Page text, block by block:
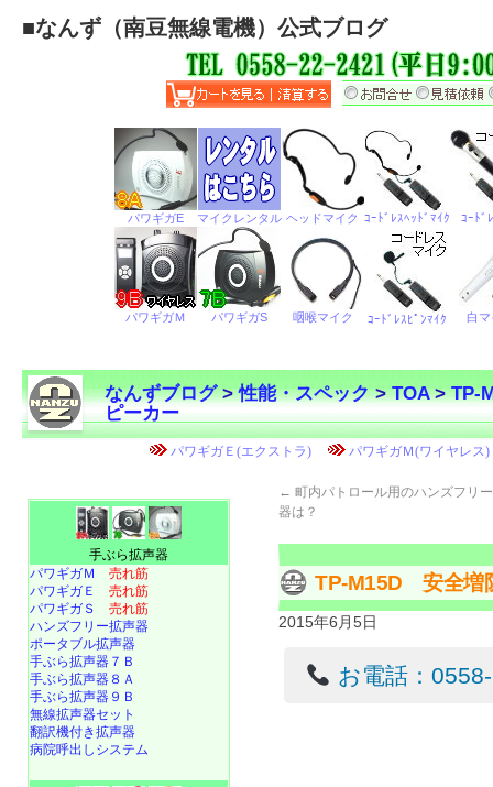
■なんず（南豆無線電機）公式ブログ
なんずブログ>性能・スペック>TOA>TP-
ピーカー
← 町内パトロール用のハンズフリ
器は？
TP-M15D 安全増
2015年6月5日
お電話：
手ぶら拡声器
パワギガＭ 売れ筋
パワギガＥ 売れ筋
パワギガＳ 売れ筋
ハンズフリー拡声器
ポータブル拡声器
手ぶら拡声器７Ｂ
手ぶら拡声器８Ａ
手ぶら拡声器９Ｂ
無線拡声器セット
翻訳機付き拡声器
病院呼出しシステム